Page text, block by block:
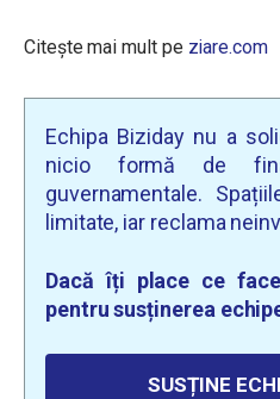
Citește mai mult pe ziare.com
Echipa Biziday nu a
nicio formă de
guvernamentale.
limitate, iar reclama
Dacă îți place ce
pentru susținerea
SUSȚINE